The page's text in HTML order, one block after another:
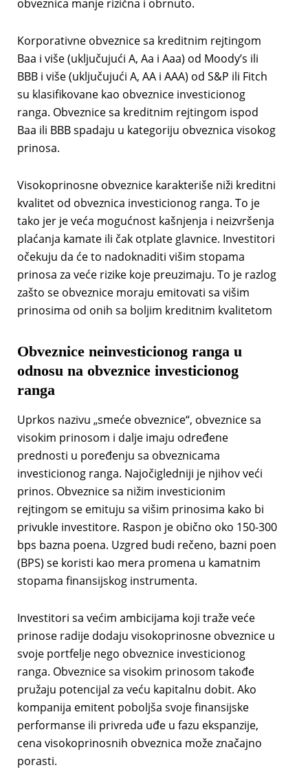
obveznica manje rizična i obrnuto.
Korporativne obveznice sa kreditnim rejtingom
Baa i više (uključujući A, Aa i Aaa) od Moody’s ili
BBB i više (uključujući A, AA i AAA) od S&P ili Fitch
su klasifikovane kao obveznice investicionog
ranga. Obveznice sa kreditnim rejtingom ispod
Baa ili BBB spadaju u kategoriju obveznica visokog
prinosa.
Visokoprinosne obveznice karakteriše niži kreditni
kvalitet od obveznica investicionog ranga. To je
tako jer je veća mogućnost kašnjenja i neizvršenja
plaćanja kamate ili čak otplate glavnice. Investitori
očekuju da će to nadoknaditi višim stopama
prinosa za veće rizike koje preuzimaju. To je razlog
zašto se obveznice moraju emitovati sa višim
prinosima od onih sa boljim kreditnim kvalitetom
Obveznice neinvesticionog ranga u
odnosu na obveznice investicionog
ranga
Uprkos nazivu „smeće obveznice“, obveznice sa
visokim prinosom i dalje imaju određene
prednosti u poređenju sa obveznicama
investicionog ranga. Najočigledniji je njihov veći
prinos. Obveznice sa nižim investicionim
rejtingom se emituju sa višim prinosima kako bi
privukle investitore. Raspon je obično oko 150-300
bps bazna poena. Uzgred budi rečeno, bazni poen
(BPS) se koristi kao mera promena u kamatnim
stopama finansijskog instrumenta.
Investitori sa većim ambicijama koji traže veće
prinose radije dodaju visokoprinosne obveznice u
svoje portfelje nego obveznice investicionog
ranga. Obveznice sa visokim prinosom takođe
pružaju potencijal za veću kapitalnu dobit. Ako
kompanija emitent poboljša svoje finansijske
performanse ili privreda uđe u fazu ekspanzije,
cena visokoprinosnih obveznica može značajno
porasti.